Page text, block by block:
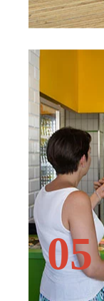
05